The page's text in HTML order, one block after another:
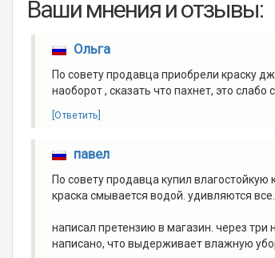
Ваши мнения и отзывы:
Ольга
По совету продавца приобрели краску
наоборот , сказать что пахнет, это слабо
[Ответить]
павел
По совету продавца купил
краска смывается водой. удивляются все.
написал претензию в магазин. через три
написано, что выдерживает влажную